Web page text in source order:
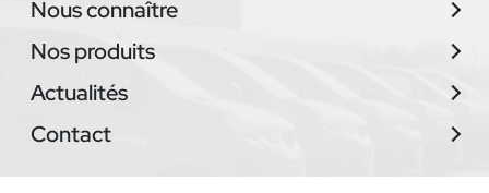
Nous connaître
Nos produits
Actualités
Contact